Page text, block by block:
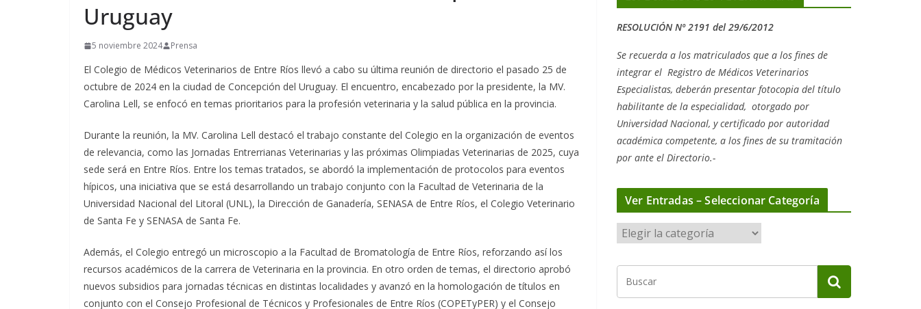
Uruguay
5 noviembre 2024 Prensa
El Colegio de Médicos Veterinarios de Entre Ríos llevó a cabo su última reunión de directorio el pasado 25 de
octubre de 2024 en la ciudad de Concepción del Uruguay. El encuentro, encabezado por la presidente, la MV.
Carolina Lell, se enfocó en temas prioritarios para la profesión veterinaria y la salud pública en la provincia.
Durante la reunión, la MV. Carolina Lell destacó el trabajo constante del Colegio en la organización de eventos
de relevancia, como las Jornadas Entrerrianas Veterinarias y las próximas Olimpiadas Veterinarias de 2025, cuya
sede será en Entre Ríos. Entre los temas tratados, se abordó la implementación de protocolos para eventos
hípicos, una iniciativa que se está desarrollando un trabajo conjunto con la Facultad de Veterinaria de la
Universidad Nacional del Litoral (UNL), la Dirección de Ganadería, SENASA de Entre Ríos, el Colegio Veterinario
de Santa Fe y SENASA de Santa Fe.
Además, el Colegio entregó un microscopio a la Facultad de Bromatología de Entre Ríos, reforzando así los
recursos académicos de la carrera de Veterinaria en la provincia. En otro orden de temas, el directorio aprobó
nuevos subsidios para jornadas técnicas en distintas localidades y avanzó en la homologación de títulos en
conjunto con el Consejo Profesional de Técnicos y Profesionales de Entre Ríos (COPETyPER) y el Consejo
RESOLUCIÓN Nº 2191 del 29/6/2012
Se recuerda a los matriculados que a los fines de
integrar el Registro de Médicos Veterinarios
Especialistas, deberán presentar fotocopia del título
habilitante de la especialidad, otorgado por
Universidad Nacional, ycertificado por autoridad
académica competente, a los fines de su tramitación
por ante el Directorio.-
Ver Entradas – Seleccionar Categoría
e
r
n